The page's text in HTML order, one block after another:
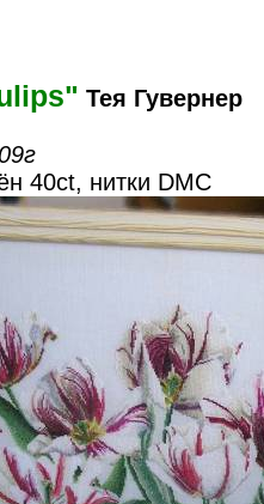
Тея Гувернер
40ct, нитки DMC